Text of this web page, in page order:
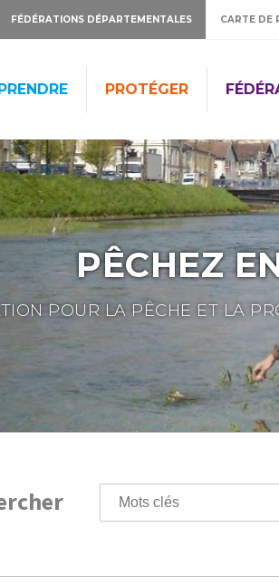
FÉDÉRATIONS DÉPARTEMENTALES CARTE DE
PROTÉGER
PÊCHEZ
POUR LA PÊCHE ET LA